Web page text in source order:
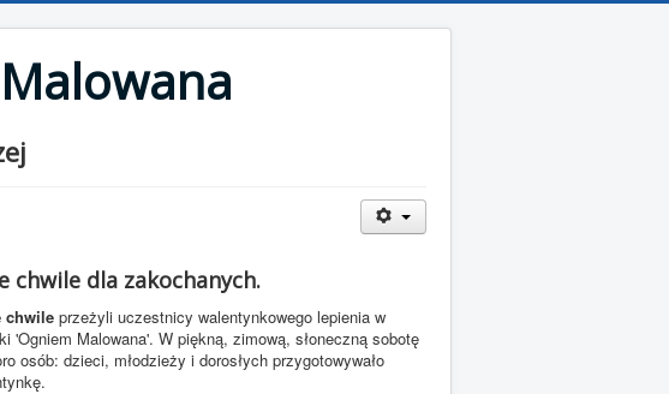
chwile dla zakochanych.
chwile przeżyli uczestnicy walentynkowego lepienia w
'Ogniem Malowana'. W piękną, zimową, słoneczną sobotę
osób: dzieci, młodzieży i dorosłych przygotowywało